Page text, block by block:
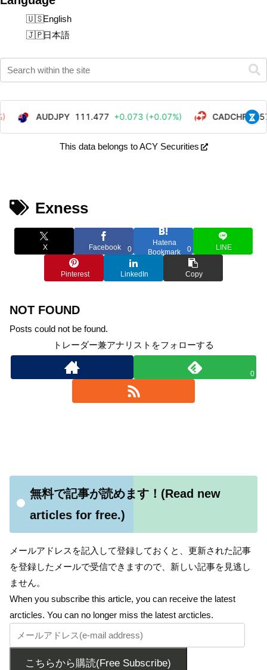
English
日本語
This data belongs to ACY Securities
Exness
X Facebook 0
Hatena
Bookmark
0 LINE
Pinterest LinkedIn Copy
NOT FOUND
Posts could not be found.
トレーダー兼アナリストをフォローする
0
無料で記事が読めます！(Read new
articles for free.)
メールアドレスを記入して登録しておくと、更新された記事
を登録したメールで受信できますので、新しい記事を見逃し
ません。
When you subscribe this article, you can receive the latest
arcticles. You can no longer miss the latest arcticles.
こちらから購読(Free Subscribe)